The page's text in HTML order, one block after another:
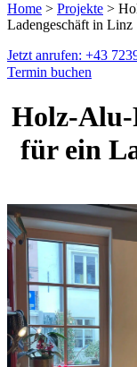
Home > Projekte >
Ladengeschäft in Linz
Jetzt anrufen: +43
Termin buchen
Holz-Alu-
für ein